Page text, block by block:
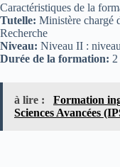
Caractéristiques de la
Tutelle: Ministère chargé
Recherche
Niveau: Niveau II :
Durée de la formation: 2
à lire :
Formation
Sciences Avancées